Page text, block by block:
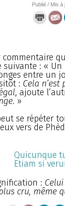
Publié / Mis à
suivante : «
entre un
: Cela n’est
, ajoute
. »
se répéter
vers de
Quicunque
Etiam si
:
cru, même